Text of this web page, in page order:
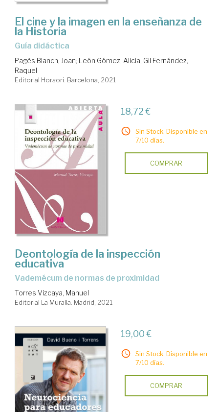
El cine y la imagen en la enseñanza de
la Historia
guía didáctica
Pagès Blanch, Joan; León Gómez, Alicia; Gil Fernández,
Raquel
Editorial Horsori. Barcelona, 2021
18,72 €
Sin Stock. Disponible en
7/10 días.
COMPRAR
Deontología de la inspección
educativa
Vademécum de normas de proximidad
Torres Vizcaya, Manuel
Editorial La Muralla. Madrid, 2021
19,00 €
Sin Stock. Disponible en
7/10 días.
COMPRAR